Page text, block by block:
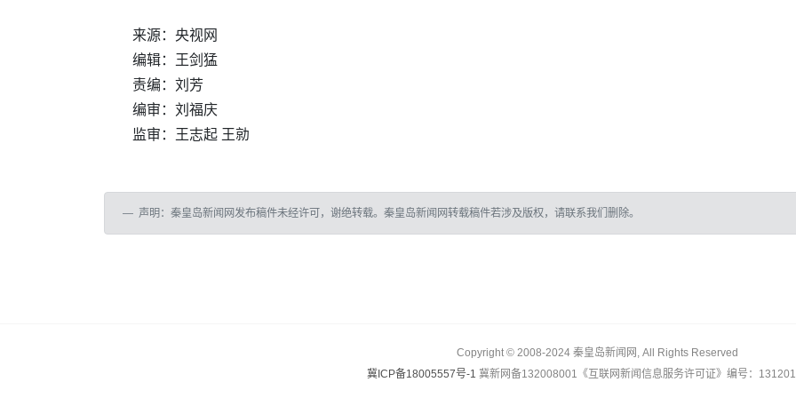
来源：央视网
编辑：王剑猛
责编：刘芳
编审：刘福庆
监审：王志起 王勍
声明：秦皇岛新闻网发布稿件未经许可，谢绝转载。秦皇岛新闻网转载稿件若涉及版权，请联系我们删除。
Copyright © 2008-2024 秦皇岛新闻网, All Rights Reserved
冀ICP备18005557号-1 冀新网备132008001《互联网新闻信息服务许可证》编号：